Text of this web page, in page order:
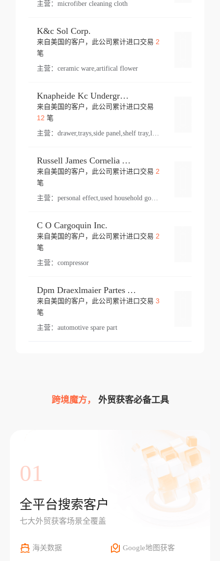
主营： microfiber cleaning cloth
K&c Sol Corp.
来自美国的客户，此公司累计进口交易 2
笔
主营： ceramic ware,artifical flower
Knapheide Kc Underground
来自美国的客户，此公司累计进口交易
12 笔
主营：
Russell James Cornelia Arlington Va
来自美国的客户，此公司累计进口交易 2
笔
主营： personal effect,used household goods
C O Cargoquin Inc.
来自美国的客户，此公司累计进口交易 2
笔
主营： compressor
Dpm Draexlmaier Partes Automotrices Corr Ind Huejotzingo
来自美国的客户，此公司累计进口交易 3
笔
主营： automotive spare part
跨境魔方， 外贸获客必备工具
01
全平台搜索客户
七大外贸获客场景全覆盖
海关数据 Google地图获客